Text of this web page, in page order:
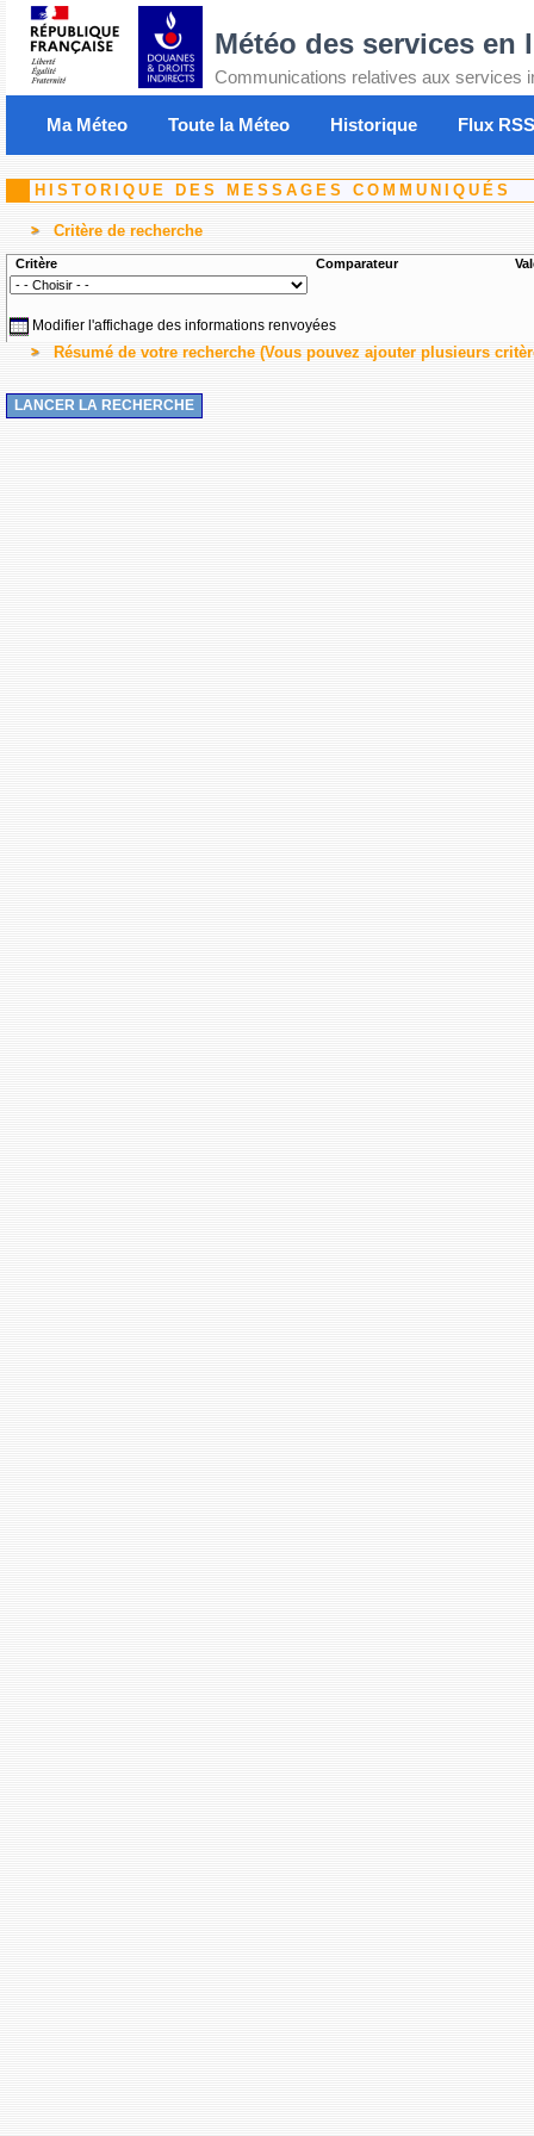
Météo des services en
Communications relatives aux services
Ma Méteo Toute la Méteo Historique Flux RSS
HISTORIQUE DES MESSAGES COMMUNIQUÉS
Critère de recherche
Critère Comparateur
Modifier l'affichage des informations renvoyées
Résumé de votre recherche (Vous pouvez ajouter plusieurs